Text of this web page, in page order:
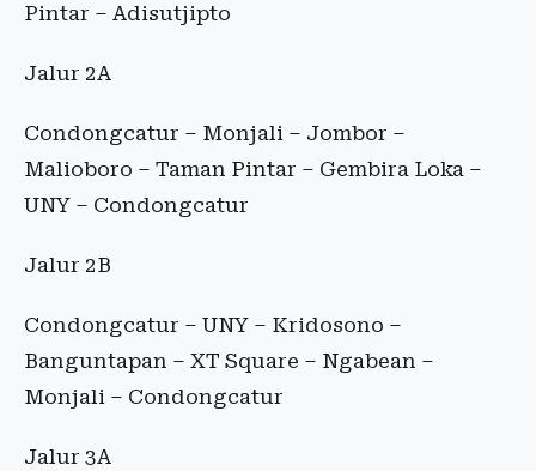
Pintar – Adisutjipto
Jalur 2A
Condongcatur – Monjali – Jombor –
Malioboro – Taman Pintar – Gembira Loka –
UNY – Condongcatur
Jalur 2B
Condongcatur – UNY – Kridosono –
Banguntapan – XT Square – Ngabean –
Monjali – Condongcatur
Jalur 3A